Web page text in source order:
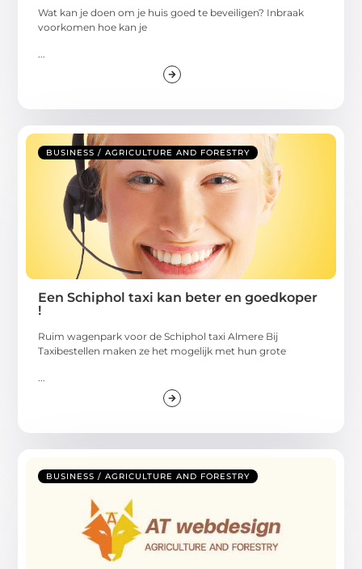
Wat kan je doen om je huis goed te beveiligen? Inbraak
voorkomen hoe kan je
BUSINESS / AGRICULTURE AND FORESTRY
Een Schiphol taxi kan beter en goedkoper
!
Ruim wagenpark voor de Schiphol taxi Almere Bij
Taxibestellen maken ze het mogelijk met hun grote
BUSINESS / AGRICULTURE AND FORESTRY